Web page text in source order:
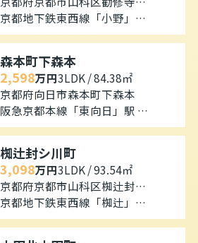
京都地下鉄東西線「小野」駅 徒歩11分
森本町下森本
2,598万円3LDK / 84.38㎡
京都府向日市森本町下森本
阪急京都本線「東向日」駅 徒歩9分
椥辻封シ川町
3,098万円3LDK / 93.54㎡
京都府京都市山科区椥辻封シ川町
京都地下鉄東西線「椥辻」駅 徒歩7分